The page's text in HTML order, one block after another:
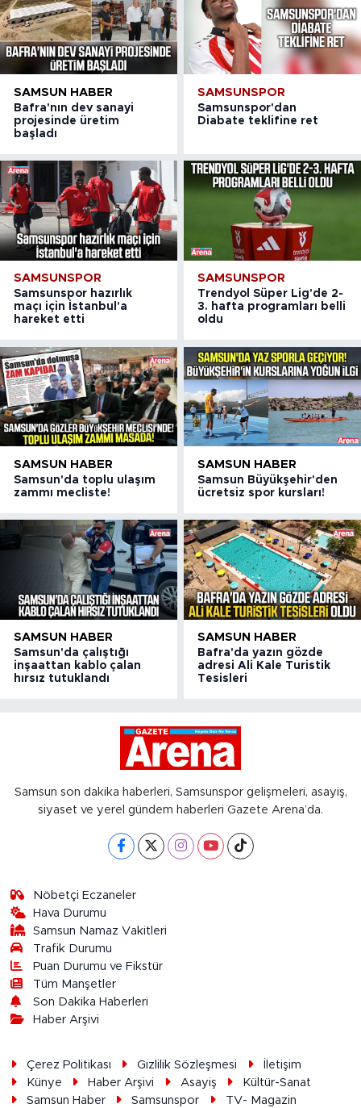
SAMSUN HABER
Bafra'nın dev sanayi
projesinde üretim
başladı
SAMSUNSPOR
Samsunspor'dan
Diabate teklifine ret
SAMSUNSPOR
Samsunspor hazırlık
maçı için İstanbul'a
hareket etti
SAMSUNSPOR
Trendyol Süper Lig'de 2-
3. hafta programları belli
oldu
SAMSUN HABER
Samsun'da toplu ulaşım
zammı mecliste!
SAMSUN HABER
Samsun Büyükşehir'den
ücretsiz spor kursları!
SAMSUN HABER
Samsun'da çalıştığı
inşaattan kablo çalan
hırsız tutuklandı
SAMSUN HABER
Bafra'da yazın gözde
adresi Ali Kale Turistik
Tesisleri
Samsun son dakika haberleri, Samsunspor gelişmeleri, asayiş,
siyaset ve yerel gündem haberleri Gazete Arena’da.
Nöbetçi Eczaneler
Hava Durumu
Samsun Namaz Vakitleri
Trafik Durumu
Puan Durumu ve Fikstür
Tüm Manşetler
Son Dakika Haberleri
Haber Arşivi
Çerez Politikası Gizlilik Sözleşmesi
İletişim
Künye
Haber Arşivi Asayiş
Kültür-Sanat
Samsun Haber
Samsunspor TV- Magazin